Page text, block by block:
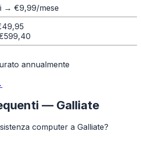
→ €9,99/mese
49,95
599,40
annualmente
— Galliate
computer a Galliate?